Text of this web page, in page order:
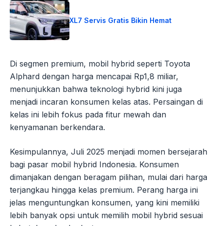
XL7 Servis Gratis Bikin Hemat
Di segmen premium, mobil hybrid seperti Toyota
Alphard dengan harga mencapai Rp1,8 miliar,
menunjukkan bahwa teknologi hybrid kini juga
menjadi incaran konsumen kelas atas. Persaingan di
kelas ini lebih fokus pada fitur mewah dan
kenyamanan berkendara.
Kesimpulannya, Juli 2025 menjadi momen bersejarah
bagi pasar mobil hybrid Indonesia. Konsumen
dimanjakan dengan beragam pilihan, mulai dari harga
terjangkau hingga kelas premium. Perang harga ini
jelas menguntungkan konsumen, yang kini memiliki
lebih banyak opsi untuk memilih mobil hybrid sesuai